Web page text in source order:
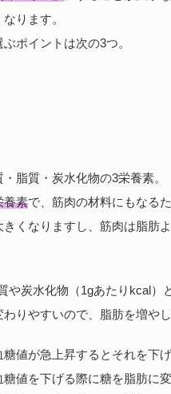
ります。
ポイントは次の3つ。
脂質・炭水化物の3栄養素。
養素で、筋肉の材料にもなる
くなりますし、筋肉は脂肪
や炭水化物（1gあたりkcal）
りやすいので、脂肪を増や
値が急上昇するとそれを下
値を下げる際に糖を脂肪に